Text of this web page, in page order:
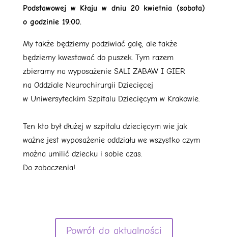
Podstawowej w Kłaju w dniu 20 kwietnia (sobota)
o godzinie 19:00.
My także będziemy podziwiać galę, ale także
będziemy kwestować do puszek. Tym razem
zbieramy na wyposażenie SALI ZABAW I GIER
na Oddziale Neurochirurgii Dziecięcej
w Uniwersyteckim Szpitalu Dziecięcym w Krakowie.
Ten kto był dłużej w szpitalu dziecięcym wie jak
ważne jest wyposażenie oddziału we wszystko czym
można umilić dziecku i sobie czas.
Do zobaczenia!
Powrót do aktualności